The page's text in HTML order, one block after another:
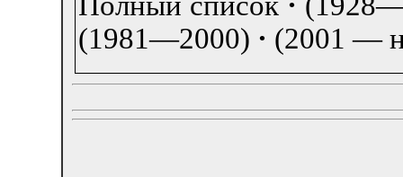
(1981—2000) · (2001 —